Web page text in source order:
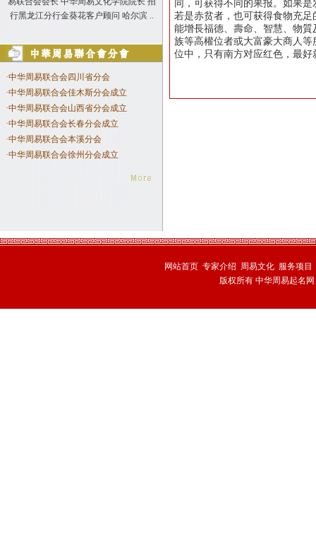
行黑龙江分行金葵花客户顾问 哈尔滨 ..
·中华周易联合会四川省分会
·中华周易联合会佳木斯分会成立
·中华周易联合会山西省分会成立
·中华周易联合会长春分会成立
·中华周易联合会本溪分会
·中华周易联合会徐州分会成立
同，可获得不同的果报。如果
若是赤贫者，也可获得食物充
能增長福德、壽命、智慧、物
族等高權位者或大富豪大商人
位中，只有南方对应红色，最
网站首页 专家介绍 周易文化 服务项目
版权所有 中华周易起名